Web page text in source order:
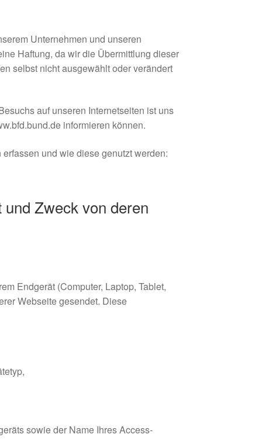
Unternehmen und unseren
Haftung, da wir die Übermittlung dieser
selbst nicht ausgewählt oder verändert
auf unseren Internetseiten ist uns
informieren können.
und wie diese genutzt werden:
Zweck von deren
Endgerät (Computer, Laptop, Tablet,
Webseite gesendet. Diese
sowie der Name Ihres Access-